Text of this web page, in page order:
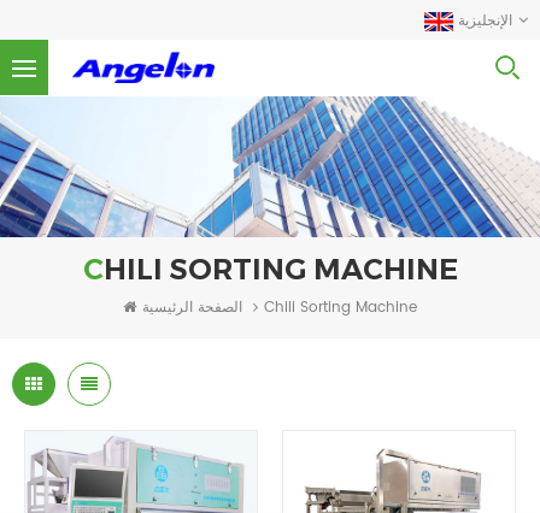
الإنجليزية
CHILI SORTING MACHINE
الصفحة الرئيسية Chili Sorting Machine